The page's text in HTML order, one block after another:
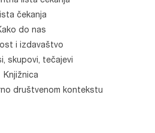
čekanja
do nas
i izdavaštvo
skupovi, tečajevi
Knjižnica
društvenom kontekstu